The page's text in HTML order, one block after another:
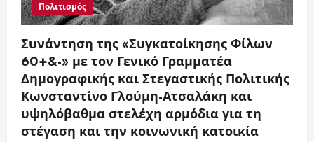
Πολιτισμός
Συνάντηση της «Συγκατοίκησης Φίλων
60+&-» με τον Γενικό Γραμματέα
Δημογραφικής και Στεγαστικής Πολιτικής
Κωνσταντίνο Γλούμη-Ατσαλάκη και
υψηλόβαθμα στελέχη αρμόδια για τη
στέγαση και την κοινωνική κατοικία